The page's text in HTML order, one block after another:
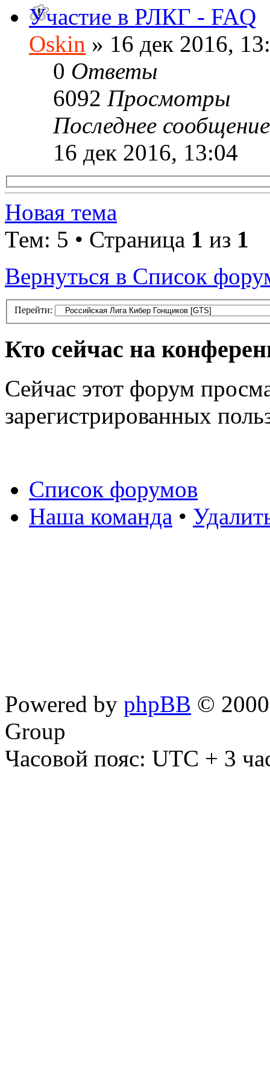
Участие в РЛКГ - FAQ
Oskin » 16 дек 2016,
0 Ответы
6092 Просмотры
Последнее
16 дек 2016, 13:04
Новая тема
Тем: 5 • Страница 1 из 1
Вернуться в Список
Перейти:
Кто сейчас на
Сейчас этот форум
зарегистрированных
Список форумов
Наша команда •
Powered by phpBB ©
Group
Часовой пояс: UTC + 3